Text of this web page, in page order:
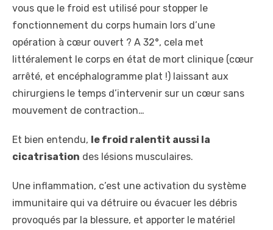
vous que le froid est utilisé pour stopper le
fonctionnement du corps humain lors d’une
opération à cœur ouvert ? A 32°, cela met
littéralement le corps en état de mort clinique (cœur
arrêté, et encéphalogramme plat !) laissant aux
chirurgiens le temps d’intervenir sur un cœur sans
mouvement de contraction…
Et bien entendu, le froid ralentit aussi la
cicatrisation des lésions musculaires.
Une inflammation, c’est une activation du système
immunitaire qui va détruire ou évacuer les débris
provoqués par la blessure, et apporter le matériel